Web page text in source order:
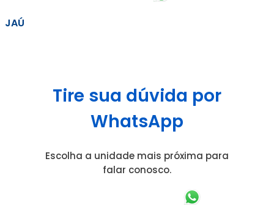
JAÚ
Tire sua dúvida por
WhatsApp
Escolha a unidade mais próxima para
falar conosco.